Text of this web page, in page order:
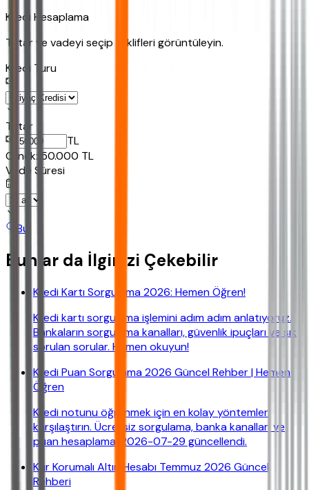
Kredi Hesaplama
Tutar ve vadeyi seçip teklifleri görüntüleyin.
Kredi Turu
Tutar
TL
Ornek: 50.000 TL
Vade Süresi
Bul
Bunlar da İlginizi Çekebilir
Kredi Kartı Sorgulama 2026: Hemen Öğren!
Kredi kartı sorgulama işlemini adım adım anlatıyoruz.
Bankaların sorgulama kanalları, güvenlik ipuçları ve sık
sorulan sorular. Hemen okuyun!
Kredi Puan Sorgulama 2026 Güncel Rehber | Hemen
Öğren
Kredi notunu öğrenmek için en kolay yöntemleri
karşılaştırın. Ücretsiz sorgulama, banka kanalları ve
puan hesaplama. 2026-07-29 güncellendi.
Kur Korumalı Altın Hesabı Temmuz 2026 Güncel
Rehberi